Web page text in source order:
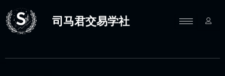
至
内
司马君交易学社